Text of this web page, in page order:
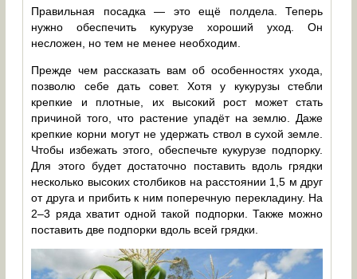
Правильная посадка — это ещё полдела. Теперь
нужно обеспечить кукурузе хороший уход. Он
несложен, но тем не менее необходим.
Прежде чем рассказать вам об особенностях ухода,
позволю себе дать совет. Хотя у кукурузы стебли
крепкие и плотные, их высокий рост может стать
причиной того, что растение упадёт на землю. Даже
крепкие корни могут не удержать ствол в сухой земле.
Чтобы избежать этого, обеспечьте кукурузе подпорку.
Для этого будет достаточно поставить вдоль грядки
несколько высоких столбиков на расстоянии 1,5 м друг
от друга и прибить к ним поперечную перекладину. На
2–3 ряда хватит одной такой подпорки. Также можно
поставить две подпорки вдоль всей грядки.